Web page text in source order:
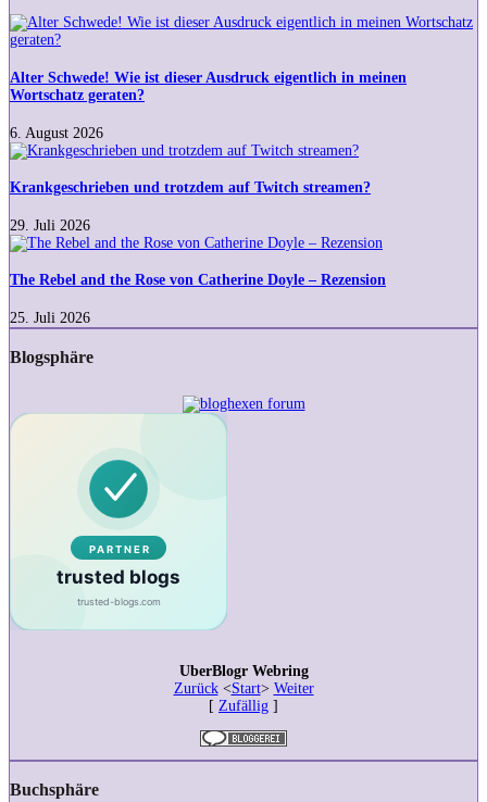
Alter
Schwede!
ist
dieser
eigentlich
in
meinen
Wortschatz
geraten?
Alter Schwede! Wie ist dieser Ausdruck eigentlich in meinen
Wortschatz geraten?
6. August 2026
Krankgeschrieben
trotzdem
Twitch
streamen?
Krankgeschrieben und trotzdem auf Twitch streamen?
29. Juli 2026
The
and
Rose
von
Doyle
The Rebel and the Rose von Catherine Doyle – Rezension
25. Juli 2026
Blogsphäre
UberBlogr Webring
Zurück<Start> Weiter
[ Zufällig ]
Buchsphäre